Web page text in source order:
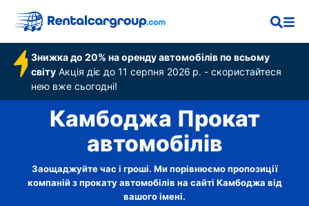
Знижка до 20% на оренду автомобілів по всьому
світу Акція діє до 11 серпня 2026 р. - скористайтеся
нею вже сьогодні!
Камбоджа Прокат
автомобілів
Заощаджуйте час і гроші. Ми порівнюємо пропозиції
компаній з прокату автомобілів на сайті Камбоджа від
вашого імені.